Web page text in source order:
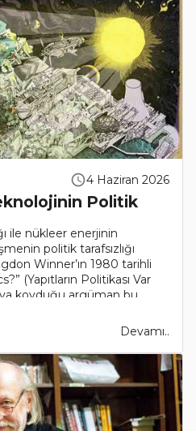
4 Haziran 2026
Politik
ile nükleer enerjinin
politik tarafsızlığı
Winner’ın 1980 tarihli
(Yapıtların Politikası Var
koyduğu argüman bu..
Devamı..